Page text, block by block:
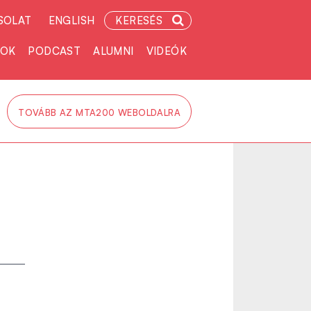
ENGLISH KERESÉS
PODCAST ALUMNI VIDEÓK
TOVÁBB AZ MTA200 WEBOLDALRA